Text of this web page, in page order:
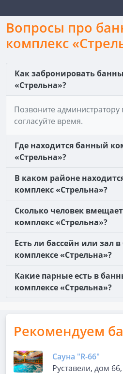
Вопросы про
комплекс
Как забронировать
«Стрельна»?
Позвоните администратору
согласуйте время.
Где находится банный
«Стрельна»?
В каком районе
комплекс «Стрельна»?
Сколько человек
комплекс «Стрельна»?
Есть ли бассейн или зал
комплексе «Стрельна»?
Какие парные есть в
комплексе «Стрельна»?
Рекомендуем
Сауна "R-66"
Руставели, дом